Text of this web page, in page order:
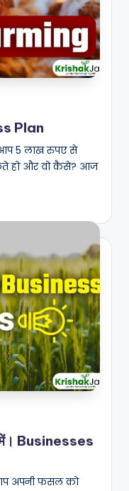
Plan
आप 5 लाख रुपए से
हो और वो कैसे? आज
में। Businesses
अपनी फसल को